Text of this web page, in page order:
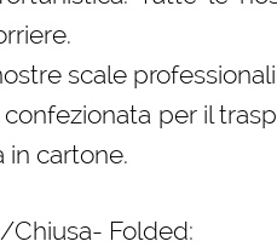
scale
confezionata per il
in cartone.
Chiusa- Folded: